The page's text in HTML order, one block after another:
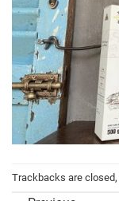
Trackbacks are